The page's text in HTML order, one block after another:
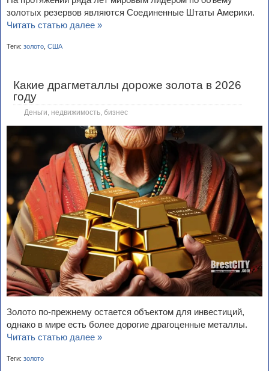
золотых резервов являются Соединенные Штаты Америки.
Читать статью далее »
Теги: золото США
Какие драгметаллы дороже золота в 2026
году
Деньги, недвижимость, бизнес
Золото по-прежнему остается объектом для инвестиций,
однако в мире есть более дорогие драгоценные металлы.
Читать статью далее »
Теги: золото